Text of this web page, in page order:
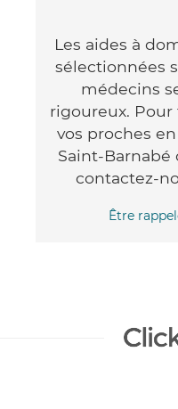
Les aides à
sélectionnées
médecins
rigoureux.
vos proches
Saint-Barnabé
contactez-
Être